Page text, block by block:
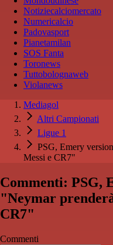
Notiziecalciomercato
Numericalcio
Padovasport
Pianetamilan
SOS Fanta
Toronews
Tuttobolognaweb
Violanews
Mediagol
Altri Campionati
Ligue 1
PSG, Emery
Messi e CR7"
Commenti: PSG,
"Neymar
CR7"
Commenti